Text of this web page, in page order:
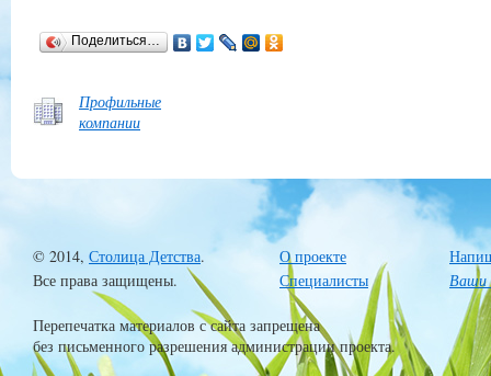
Поделиться…
Профильные
компании
© 2014, Столица Детства.
Все права защищены.
О проекте
Специалисты
Ваши
Перепечатка материалов с сайта запрещена
без письменного разрешения администрации проекта.